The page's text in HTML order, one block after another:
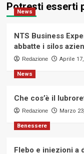
senza
soluzioni
per
management
Potresti esserti
News
NTS Business
abbatte i silos
Redazione Aprile
News
Che cos’è il
Redazione Marzo
Benessere
Flebo e iniezioni a